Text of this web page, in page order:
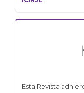
Esta Revista